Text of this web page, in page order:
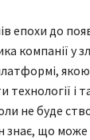
епохи до
компанії у
якою
і
не буде
знає, що